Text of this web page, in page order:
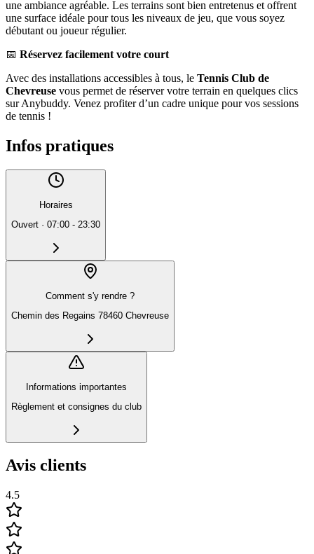
une ambiance agréable. Les terrains sont bien entretenus et offrent
une surface idéale pour tous les niveaux de jeu, que vous soyez
débutant ou joueur régulier.
📅 Réservez facilement votre court
Avec des installations accessibles à tous, le Tennis Club de
Chevreuse vous permet de réserver votre terrain en quelques clics
sur Anybuddy. Venez profiter d’un cadre unique pour vos sessions
de tennis !
Infos pratiques
Horaires
Ouvert · 07:00 - 23:30
Comment s'y rendre ?
Chemin des Regains 78460 Chevreuse
Informations importantes
Règlement et consignes du club
Avis clients
4.5